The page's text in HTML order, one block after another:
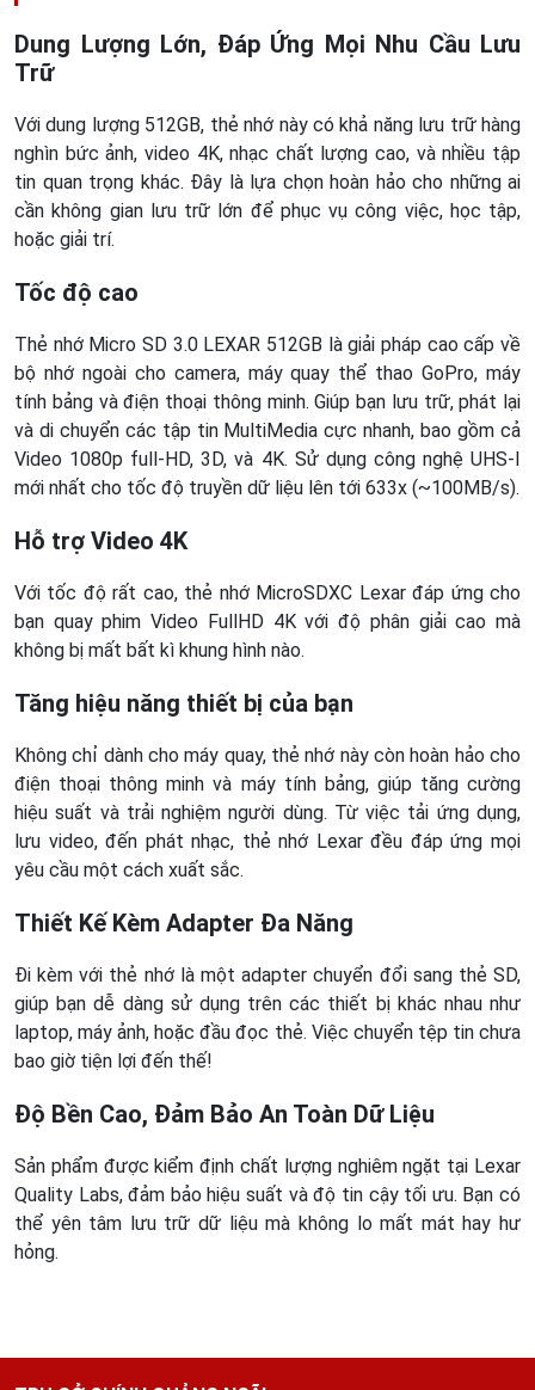
Dung Lượng Lớn, Đáp Ứng Mọi Nhu Cầu Lưu
Trữ
Với dung lượng 512GB, thẻ nhớ này có khả năng lưu trữ hàng
nghìn bức ảnh, video 4K, nhạc chất lượng cao, và nhiều tập
tin quan trọng khác. Đây là lựa chọn hoàn hảo cho những ai
cần không gian lưu trữ lớn để phục vụ công việc, học tập,
hoặc giải trí.
Tốc độ cao
Thẻ nhớ Micro SD 3.0 LEXAR 512GB là giải pháp cao cấp về
bộ nhớ ngoài cho camera, máy quay thể thao GoPro, máy
tính bảng và điện thoại thông minh. Giúp bạn lưu trữ, phát lại
và di chuyển các tập tin MultiMedia cực nhanh, bao gồm cả
Video 1080p full-HD, 3D, và 4K. Sử dụng công nghệ UHS-I
mới nhất cho tốc độ truyền dữ liệu lên tới 633x (~100MB/s).
Hỗ trợ Video 4K
Với tốc độ rất cao, thẻ nhớ MicroSDXC Lexar đáp ứng cho
bạn quay phim Video FullHD 4K với độ phân giải cao mà
không bị mất bất kì khung hình nào.
Tăng hiệu năng thiết bị của bạn
Không chỉ dành cho máy quay, thẻ nhớ này còn hoàn hảo cho
điện thoại thông minh và máy tính bảng, giúp tăng cường
hiệu suất và trải nghiệm người dùng. Từ việc tải ứng dụng,
lưu video, đến phát nhạc, thẻ nhớ Lexar đều đáp ứng mọi
yêu cầu một cách xuất sắc.
Thiết Kế Kèm Adapter Đa Năng
Đi kèm với thẻ nhớ là một adapter chuyển đổi sang thẻ SD,
giúp bạn dễ dàng sử dụng trên các thiết bị khác nhau như
laptop, máy ảnh, hoặc đầu đọc thẻ. Việc chuyển tệp tin chưa
bao giờ tiện lợi đến thế!
Độ Bền Cao, Đảm Bảo An Toàn Dữ Liệu
Sản phẩm được kiểm định chất lượng nghiêm ngặt tại Lexar
Quality Labs, đảm bảo hiệu suất và độ tin cậy tối ưu. Bạn có
thể yên tâm lưu trữ dữ liệu mà không lo mất mát hay hư
hỏng.